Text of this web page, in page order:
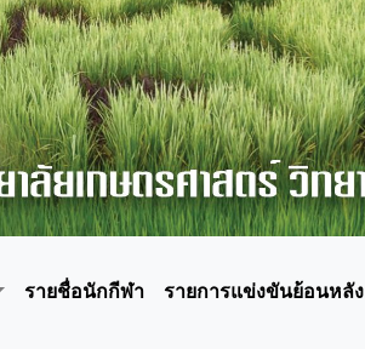
รายชื่อนักกีฬา รายการแข่งขันย้อนหลัง